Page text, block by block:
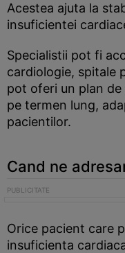
Acestea ajuta la
insuficientei
Specialistii pot fi
cardiologie, spitale
pot oferi un plan
pe termen lung,
pacientilor.
Cand ne
Orice pacient care
insuficienta